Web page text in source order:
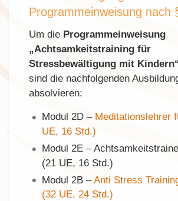
Programmeinweisung nach
Um die Programmeinweisung
„Achtsamkeitstraining für
Stressbewältigung mit
sind die nachfolgenden
absolvieren:
Modul 2D – Meditationslehrer
UE, 16 Std.)
Modul 2E –
(21 UE, 16 Std.)
Modul 2B –Anti Stress
(32 UE, 24 Std.)